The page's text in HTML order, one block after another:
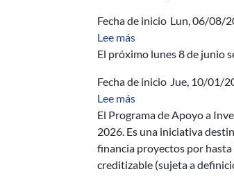
Fecha de inicio Lun, 06/08/
Lee mássobre Charla abierta
El próximo lunes 8 de junio
Fecha de inicio Jue, 10/01/
Lee mássobre Programa de
El Programa de Apoyo a
2026. Es una iniciativa
financia proyectos por
creditizable (sujeta a